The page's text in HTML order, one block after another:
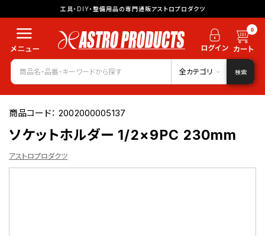
工具・DIY・整備用品の専門通販アストロプロダクツ
0
全カテゴリ 検索
商品コード：2002000005137
ソケットホルダー 1/2×9PC 230mm
アストロプロダクツ